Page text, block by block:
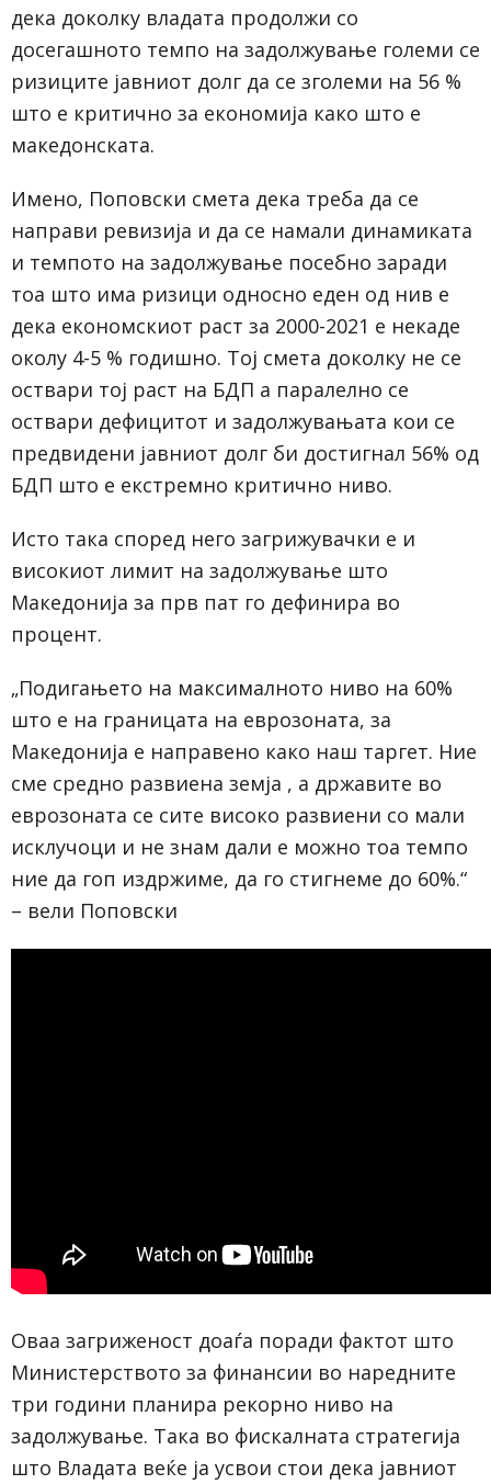
дека доколку владата продолжи со
досегашното темпо на задолжување големи се
ризиците јавниот долг да се зголеми на 56 %
што е критично за економија како што е
македонската.
Имено, Поповски смета дека треба да се
направи ревизија и да се намали динамиката
и темпото на задолжување посебно заради
тоа што има ризици односно еден од нив е
дека економскиот раст за 2000-2021 е некаде
околу 4-5 % годишно. Тој смета доколку не се
оствари тој раст на БДП а паралелно се
оствари дефицитот и задолжувањата кои се
предвидени јавниот долг би достигнал 56% од
БДП што е екстремно критично ниво.
Исто така според него загрижувачки е и
високиот лимит на задолжување што
Македонија за прв пат го дефинира во
процент.
„Подигањето на максималното ниво на 60%
што е на границата на еврозоната, за
Македонија е направено како наш таргет. Ние
сме средно развиена земја , а државите во
еврозоната се сите високо развиени со мали
исклучоци и не знам дали е можно тоа темпо
ние да гоп издржиме, да го стигнеме до 60%.“
– вели Поповски
Оваа загриженост доаѓа поради фактот што
Министерството за финансии во наредните
три години планира рекорно ниво на
задолжување. Така во фискалната стратегија
што Владата веќе ја усвои стои дека јавниот